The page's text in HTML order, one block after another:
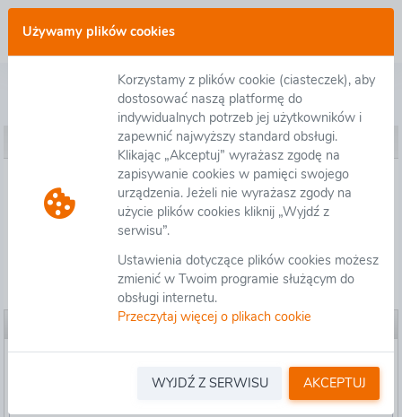
Używamy plików cookies
Korzystamy z plików cookie (ciasteczek), aby
dostosować naszą platformę do
indywidualnych potrzeb jej użytkowników i
zapewnić najwyższy standard obsługi.
Klikając „Akceptuj” wyrażasz zgodę na
zapisywanie cookies w pamięci swojego
urządzenia. Jeżeli nie wyrażasz zgody na
użycie plików cookies kliknij „Wyjdź z
serwisu”.
Ustawienia dotyczące plików cookies możesz
zmienić w Twoim programie służącym do
obsługi internetu.
Przeczytaj więcej o plikach cookie
WYJDŹ Z SERWISU AKCEPTUJ
Postępowanie O.KR.D-3.2411.17.2023 - Opracowanie dokumentacji projektowej STEŚ wraz z uzyskaniem decyzji DŚU dla zadania pn.: „Budowa drogi ekspresowej S7 na odcinku Kraków - Myślenice”
Ustawienia postępowania
Ustawienia postępowania
Załączniki organizatora
Pytania/Informacje
Ustawienia postępowania
Informacje ogólne
GENERALNA
KRAJOWYCH I